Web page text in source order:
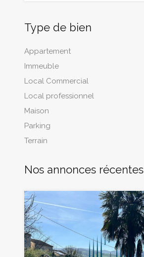
Type de bien
Appartement
Immeuble
Local Commercial
Local professionnel
Maison
Parking
Terrain
Nos annonces récentes